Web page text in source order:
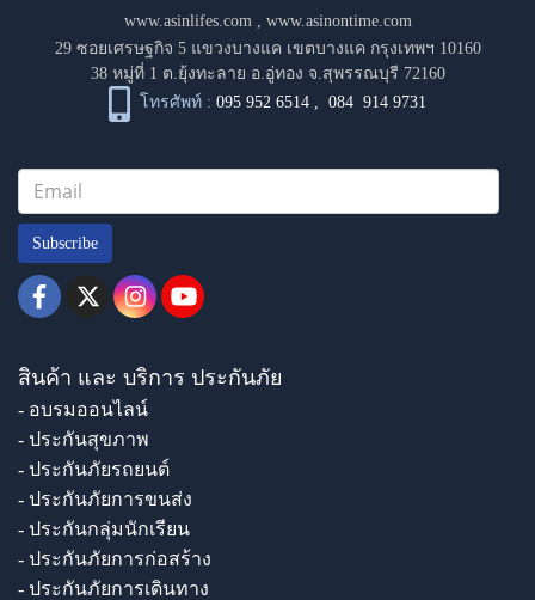
www.asinlifes.com, www.asinontime.com
29 ซอยเศรษฐกิจ 5 แขวงบางแค เขตบางแค กรุงเทพฯ 10160
38 หมู่ที่ 1 ต.ยุ้งทะลาย อ.อู่ทอง จ.สุพรรณบุรี 72160
โทรศัพท์ : 095 952 6514 ,084 914 9731
Subscribe
สินค้า และ บริการ ประกันภัย
- อบรมออนไลน์
- ประกันสุขภาพ
- ประกันภัยรถยนต์
- ประกันภัยการขนส่ง
- ประกันกลุ่มนักเรียน
- ประกันภัยการก่อสร้าง
- ประกันภัยการเดินทาง